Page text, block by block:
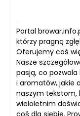
Portal
którzy pragną
Oferujemy coś
Nasze
pasją, co
i aromatów, jakie
naszym tekstom,
wieloletnim
coś dla siebie.